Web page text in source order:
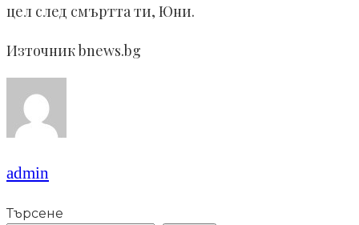
цел след смъртта ти, Юни.
Източник bnews.bg
admin
Търсене